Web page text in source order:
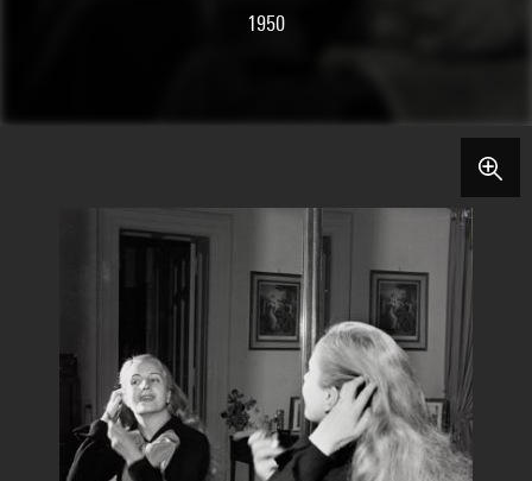
1950